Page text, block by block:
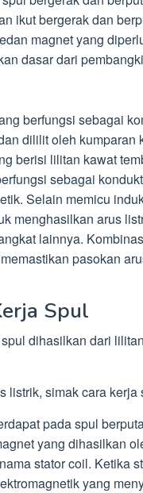
ikut bergerak dan
magnet yang
dasar dari
berfungsi sebagai
dililit oleh kumparan
berisi lilitan kawat
sebagai
Selain memicu
menghasilkan arus
lainnya.
pasokan
Spul
dihasilkan dari
listrik, simak cara kerja
pada spul
yang dihasilkan
stator coil. Ketika
yang